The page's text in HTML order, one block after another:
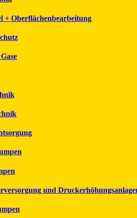
+ Oberflächenbearbeitung
und